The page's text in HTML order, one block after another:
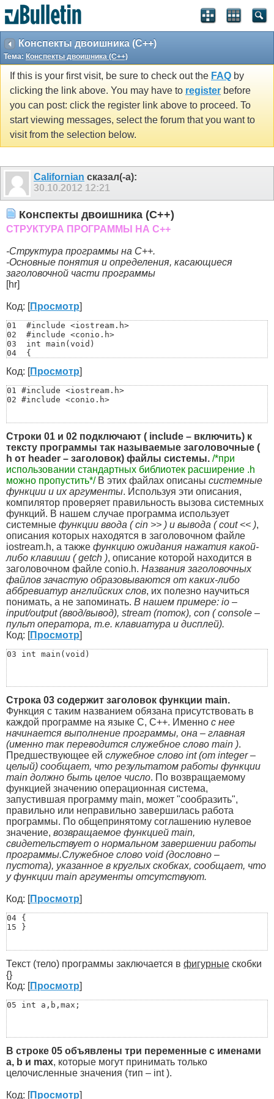
Конспекты двоишника (С++)
Тема: Конспекты двоишника (С++)
If this is your first visit, be sure to check out the FAQ by
clicking the link above. You may have to register before
you can post: click the register link above to proceed. To
start viewing messages, select the forum that you want to
visit from the selection below.
Californian сказал(-а):
30.10.2012 12:21
Конспекты двоишника (С++)
СТРУКТУРА ПРОГРАММЫ НА С++
-Структура программы на C++.
-Основные понятия и определения, касающиеся
заголовочной части программы
[hr]
Код: [Просмотр]
01  #include <iostream.h>
02  #include <conio.h>
03  int main(void)
04  {
06    cout << "a=";          //приглашение ввести
08    cout << "b=";          //приглашение ввести
09    cin >> b;              //ввод значения
13    getch();               //останов до нажатия
14    return 0;              //выход из функции
15  }
Код: [Просмотр]
01 #include <iostream.h>
02 #include <conio.h>
Строки 01 и 02 подключают ( include – включить) к
тексту программы так называемые заголовочные (
h от header – заголовок) файлы системы. /*при
использовании стандартных библиотек расширение .h
можно пропустить*/В этих файлах описаны системные
функции и их аргументы. Используя эти описания,
компилятор проверяет правильность вызова системных
функций. В нашем случае программа использует
системные функции ввода ( cin >> ) и вывода ( cout << ),
описания которых находятся в заголовочном файле
iostream.h, а также функцию ожидания нажатия какой-
либо клавиши ( getch ), описание которой находится в
заголовочном файле conio.h. Названия заголовочных
файлов зачастую образовываются от каких-либо
аббревиатур английских слов, их полезно научиться
понимать, а не запоминать. В нашем примере: io –
input/output (ввод/вывод), stream (поток), con ( console –
пульт оператора, т.е. клавиатура и дисплей).
Код: [Просмотр]
03 int main(void)
Строка 03 содержит заголовок функции main.
Функция с таким названием обязана присутствовать в
каждой программе на языке C, C++. Именно с нее
начинается выполнение программы, она – главная
(именно так переводится служебное слово main ).
Предшествующее ей служебное слово int (от integer –
целый) сообщает, что результатом работы функции
main должно быть целое число. По возвращаемому
функцией значению операционная система,
запустившая программу main, может "сообразить",
правильно или неправильно завершилась работа
программы. По общепринятому соглашению нулевое
значение, возвращаемое функцией main,
свидетельствует о нормальном завершении работы
программы.Служебное слово void (дословно –
пустота), указанное в круглых скобках, сообщает, что
у функции main аргументы отсутствуют.
Код: [Просмотр]
04 {
15 }
Текст (тело) программы заключается в фигурные скобки
{}
Код: [Просмотр]
05 int a,b,max;
В строке 05 объявлены три переменные с именами
a, b и max, которые могут принимать только
целочисленные значения (тип – int ).
Код: [Просмотр]